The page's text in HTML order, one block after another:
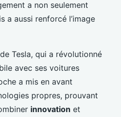
a non seulement
a aussi renforcé l’image
Tesla, qui a révolutionné
avec ses voitures
a mis en avant
propres, prouvant
innovation et